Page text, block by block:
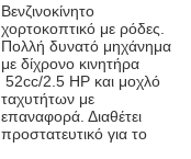
Βενζινοκίνητο
χορτοκοπτικό με ρόδες.
Πολλή δυνατό μηχάνημα
με δίχρονο κινητήρα
52cc/2.5 HP και μοχλό
ταχυτήτων με
επαναφορά. Διαθέτει
προστατευτικό για το